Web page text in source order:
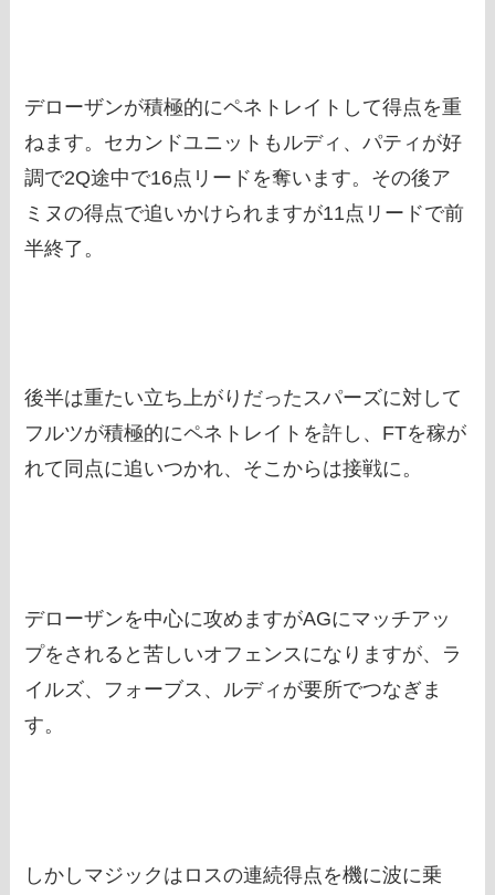
デローザンが積極的にペネトレイトして得点を重
ねます。セカンドユニットもルディ、パティが好
調で2Q途中で16点リードを奪います。その後ア
ミヌの得点で追いかけられますが11点リードで前
半終了。
後半は重たい立ち上がりだったスパーズに対して
フルツが積極的にペネトレイトを許し、FTを稼が
れて同点に追いつかれ、そこからは接戦に。
デローザンを中心に攻めますがAGにマッチアッ
プをされると苦しいオフェンスになりますが、ラ
イルズ、フォーブス、ルディが要所でつなぎま
す。
しかしマジックはロスの連続得点を機に波に乗